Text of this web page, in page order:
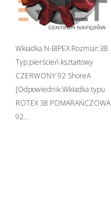
Wkładka N-BIPEX Rozmiar:38
Typ:pierścień kształtowy
CZERWONY 92 ShoreA
[Odpowiednik:Wkładka typu
ROTEX 38 POMARAŃCZOWA
92...